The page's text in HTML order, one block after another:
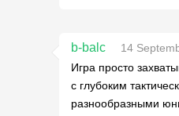
b-balc
14
Игра просто
с глубоким
разнообразными